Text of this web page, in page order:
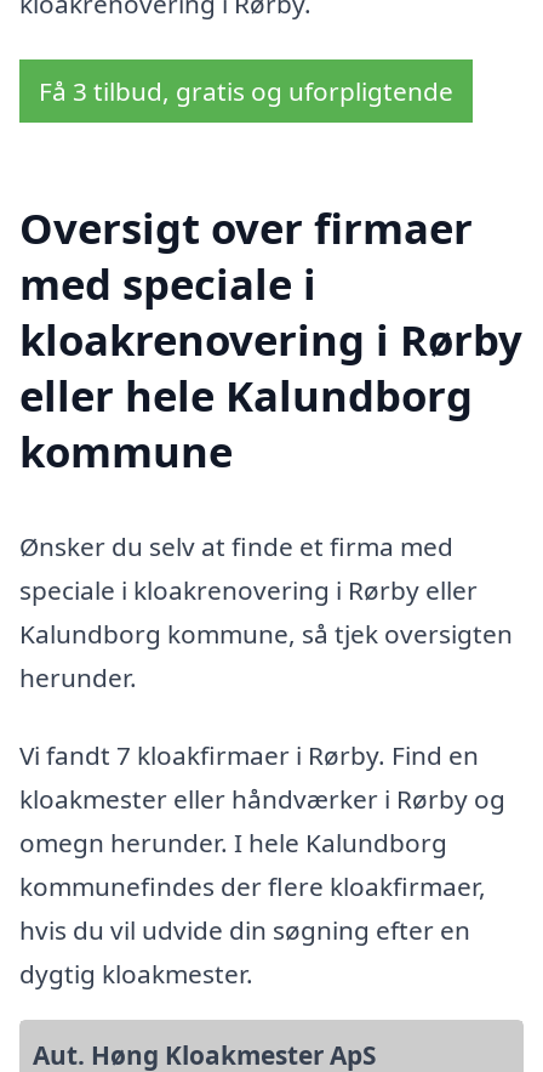
Få 3 tilbud, gratis og uforpligtende
Oversigt over firmaer
med speciale i
kloakrenovering i Rørby
eller hele Kalundborg
kommune
Ønsker du selv at finde et firma med
speciale i kloakrenovering i Rørby eller
Kalundborg kommune, så tjek oversigten
herunder.
Vi fandt 7 kloakfirmaer i Rørby. Find en
kloakmester eller håndværker i Rørby og
omegn herunder. I hele Kalundborg
kommunefindes der flere kloakfirmaer,
hvis du vil udvide din søgning efter en
dygtig kloakmester.
Aut. Høng Kloakmester ApS